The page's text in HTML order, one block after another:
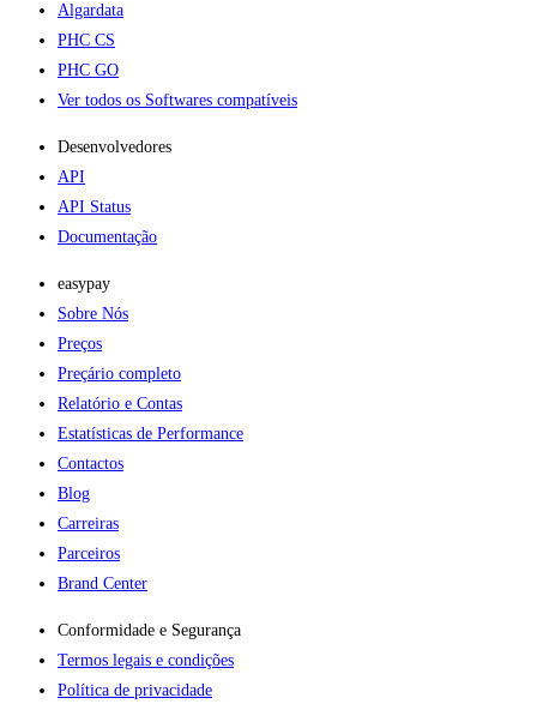
Algardata
PHC CS
PHC GO
Ver todos os Softwares compatíveis
Desenvolvedores
API
API Status
Documentação
easypay
Sobre Nós
Preços
Preçário completo
Relatório e Contas
Estatísticas de Performance
Contactos
Blog
Carreiras
Parceiros
Brand Center
Conformidade e Segurança
Termos legais e condições
Política de privacidade